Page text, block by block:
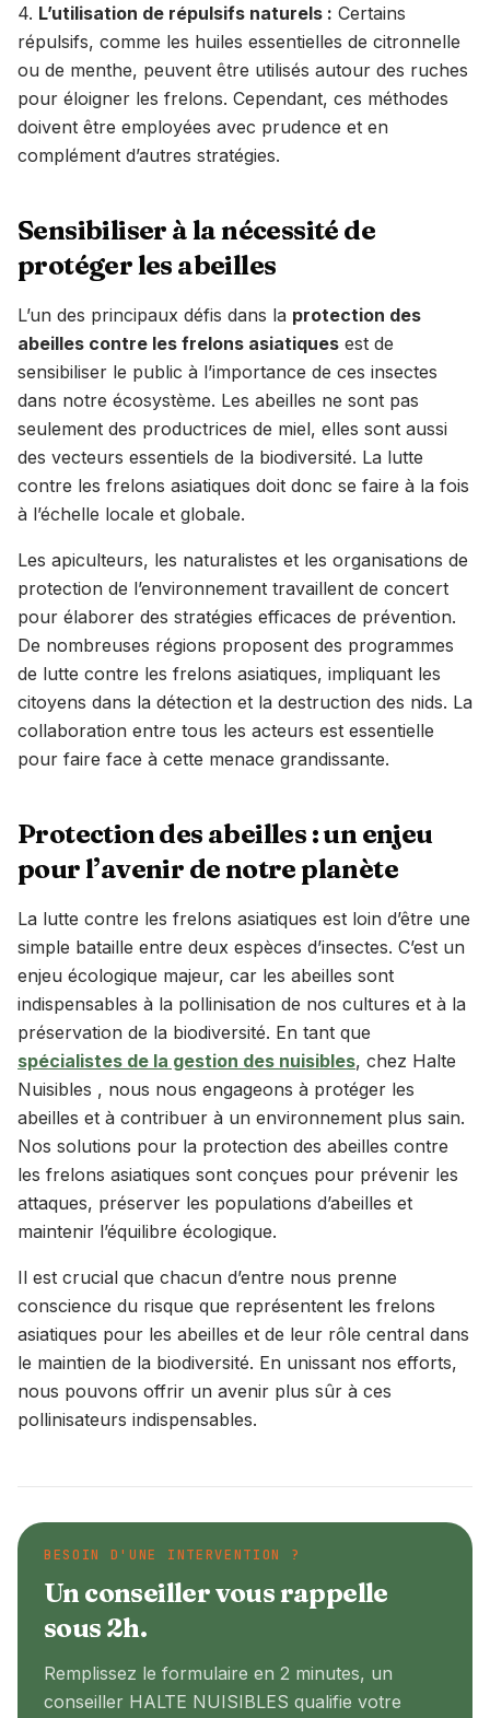
4. L’utilisation de répulsifs naturels : Certains
répulsifs, comme les huiles essentielles de citronnelle
ou de menthe, peuvent être utilisés autour des ruches
pour éloigner les frelons. Cependant, ces méthodes
doivent être employées avec prudence et en
complément d’autres stratégies.
Sensibiliser à la nécessité de
protéger les abeilles
L’un des principaux défis dans la protection des
abeilles contre les frelons asiatiques est de
sensibiliser le public à l’importance de ces insectes
dans notre écosystème. Les abeilles ne sont pas
seulement des productrices de miel, elles sont aussi
des vecteurs essentiels de la biodiversité. La lutte
contre les frelons asiatiques doit donc se faire à la fois
à l’échelle locale et globale.
Les apiculteurs, les naturalistes et les organisations de
protection de l’environnement travaillent de concert
pour élaborer des stratégies efficaces de prévention.
De nombreuses régions proposent des programmes
de lutte contre les frelons asiatiques, impliquant les
citoyens dans la détection et la destruction des nids. La
collaboration entre tous les acteurs est essentielle
pour faire face à cette menace grandissante.
Protection des abeilles : un enjeu
pour l’avenir de notre planète
La lutte contre les frelons asiatiques est loin d’être une
simple bataille entre deux espèces d’insectes. C’est un
enjeu écologique majeur, car les abeilles sont
indispensables à la pollinisation de nos cultures et à la
préservation de la biodiversité. En tant que
spécialistes de la gestion des nuisibles, chez Halte
Nuisibles , nous nous engageons à protéger les
abeilles et à contribuer à un environnement plus sain.
Nos solutions pour la protection des abeilles contre
les frelons asiatiques sont conçues pour prévenir les
attaques, préserver les populations d’abeilles et
maintenir l’équilibre écologique.
Il est crucial que chacun d’entre nous prenne
conscience du risque que représentent les frelons
asiatiques pour les abeilles et de leur rôle central dans
le maintien de la biodiversité. En unissant nos efforts,
nous pouvons offrir un avenir plus sûr à ces
pollinisateurs indispensables.
BESOIN D'UNE INTERVENTION ?
Un conseiller vous rappelle
sous 2h.
Remplissez le formulaire en 2 minutes, un
conseiller HALTE NUISIBLES qualifie votre